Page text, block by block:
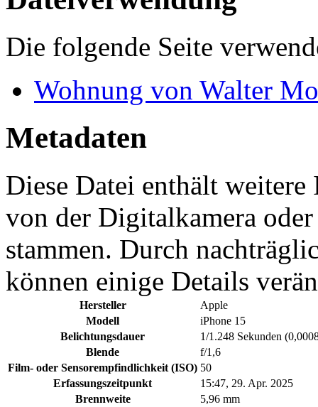
Die folgende Seite
Wohnung von Walter
Metadaten
Diese Datei enthält
von der Digitalkamera
stammen. Durch
können einige Details
Hersteller
Apple
Modell
iPhone 15
Belichtungsdauer
1/1.248 Sekunden
Blende
f/1,6
Film- oder Sensorempfindlichkeit (ISO) 50
Erfassungszeitpunkt
15:47, 29. Apr. 2025
Brennweite
5,96 mm